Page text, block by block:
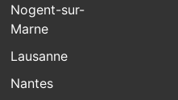
Nogent-sur-
Marne
Lausanne
Nantes